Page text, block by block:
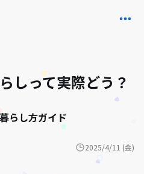
しって実際どう？
らし方ガイド
2025/4/11 (金)